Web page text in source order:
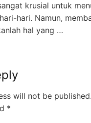
krusial untuk
hari. Namun,
hal yang …
will not be published.
*